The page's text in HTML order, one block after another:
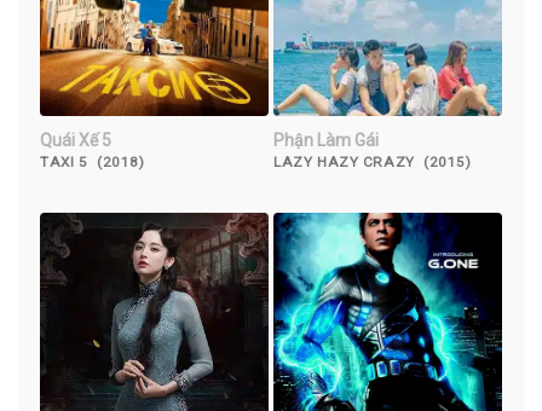
Quái Xế 5
TAXI 5 (2018)
Phận Làm Gái
LAZY HAZY CRAZY (2015)